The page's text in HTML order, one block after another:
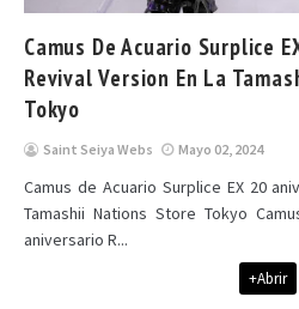
Camus De Acuario Surplice
Revival Version En La
Tokyo
Saint Seiya Webs Mayo 02, 2024
Camus de Acuario Surplice EX 20
Tamashii Nations Store Tokyo
aniversario R...
+Abrir